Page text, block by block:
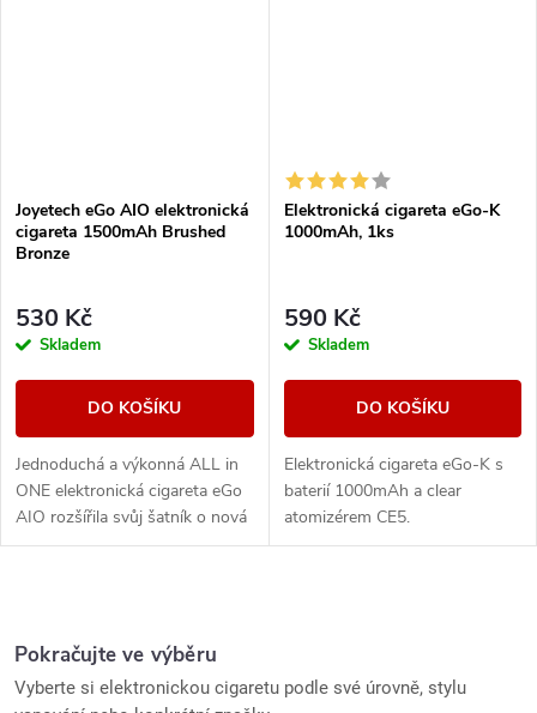
Joyetech eGo AIO elektronická
cigareta 1500mAh Brushed
Bronze
530 Kč
Skladem
DO KOŠÍKU
Jednoduchá a výkonná ALL in
ONE elektronická cigareta eGo
AIO rozšířila svůj šatník o nová
barevná provedení. Nyní se
Elektronická cigareta eGo-K
1000mAh, 1ks
590 Kč
Skladem
DO KOŠÍKU
Elektronická cigareta eGo-K s
baterií 1000mAh a clear
atomizérem CE5.
v
Pokračujte ve výběru
Vyberte si elektronickou cigaretu podle své úrovně, stylu